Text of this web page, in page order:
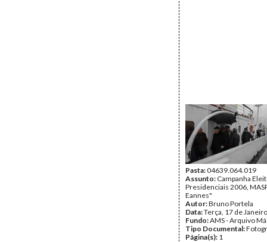
Pasta:04639.064.019
Assunto: Campanha
Presidenciais 2006,
Eannes"
Autor:Bruno Portela
Data:Terça, 17 de
Fundo:AMS - Arquivo
Tipo Documental:
Página(s): 1